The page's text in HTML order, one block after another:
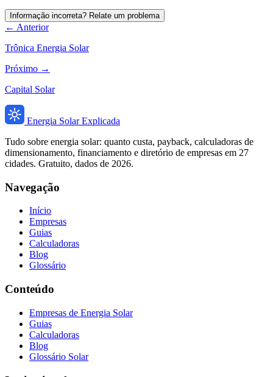
Informação incorreta? Relate um problema
← Anterior
Trônica Energia Solar
Próximo →
Capital Solar
Energia Solar Explicada
Tudo sobre energia solar: quanto custa, payback, calculadoras de
dimensionamento, financiamento e diretório de empresas em 27
cidades. Gratuito, dados de 2026.
Navegação
Início
Empresas
Guias
Calculadoras
Blog
Glossário
Conteúdo
Empresas de Energia Solar
Guias
Calculadoras
Blog
Glossário Solar